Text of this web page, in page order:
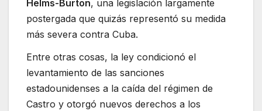
Helms-Burton, una legislación largamente
postergada que quizás representó su medida
más severa contra Cuba.
Entre otras cosas, la ley condicionó el
levantamiento de las sanciones
estadounidenses a la caída del régimen de
Castro y otorgó nuevos derechos a los